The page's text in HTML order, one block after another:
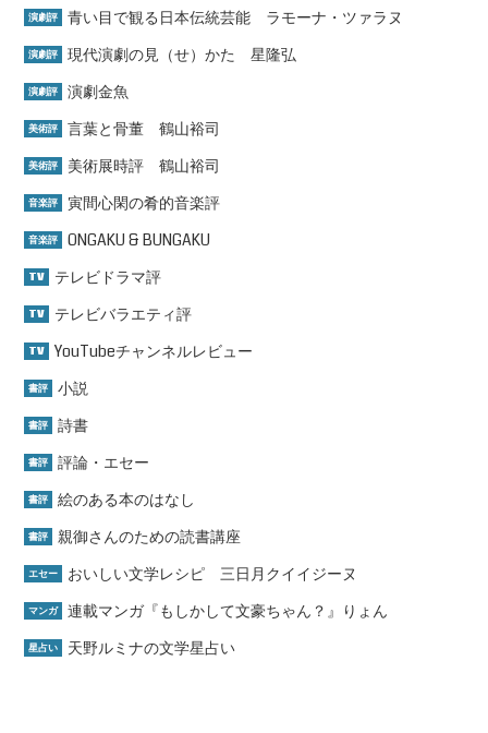
演劇評 青い目で観る日本伝統芸能 ラモーナ・ツァラヌ
演劇評 現代演劇の見（せ）かた 星隆弘
演劇評 演劇金魚
美術評 言葉と骨董 鶴山裕司
美術評 美術展時評 鶴山裕司
音楽評 寅間心閑の肴的音楽評
音楽評 ONGAKU & BUNGAKU
TV テレビドラマ評
TV テレビバラエティ評
TV YouTubeチャンネルレビュー
書評 小説
書評 詩書
書評 評論・エセー
書評 絵のある本のはなし
書評 親御さんのための読書講座
エセー おいしい文学レシピ 三日月クイイジーヌ
マンガ 連載マンガ『もしかして文豪ちゃん？』りょん
星占い 天野ルミナの文学星占い